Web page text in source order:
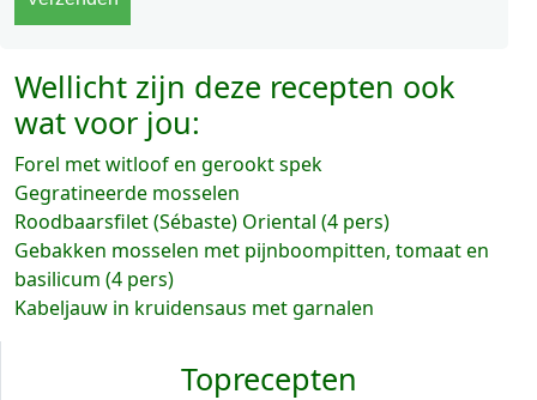
Wellicht zijn deze recepten ook
wat voor jou:
Forel met witloof en gerookt spek
Gegratineerde mosselen
Roodbaarsfilet (Sébaste) Oriental (4 pers)
Gebakken mosselen met pijnboompitten, tomaat en
basilicum (4 pers)
Kabeljauw in kruidensaus met garnalen
Toprecepten